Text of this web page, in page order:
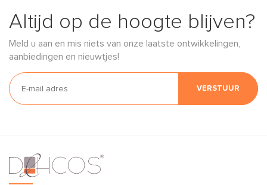
Altijd op de hoogte blijven?
Meld u aan en mis niets van onze laatste ontwikkelingen,
aanbiedingen en nieuwtjes!
VERSTUUR